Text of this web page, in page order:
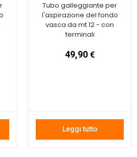
Tubo galleggiante per
l'aspirazione del fondo
vasca da mt 12 - con
terminali
49,90 €
Leggi tutto